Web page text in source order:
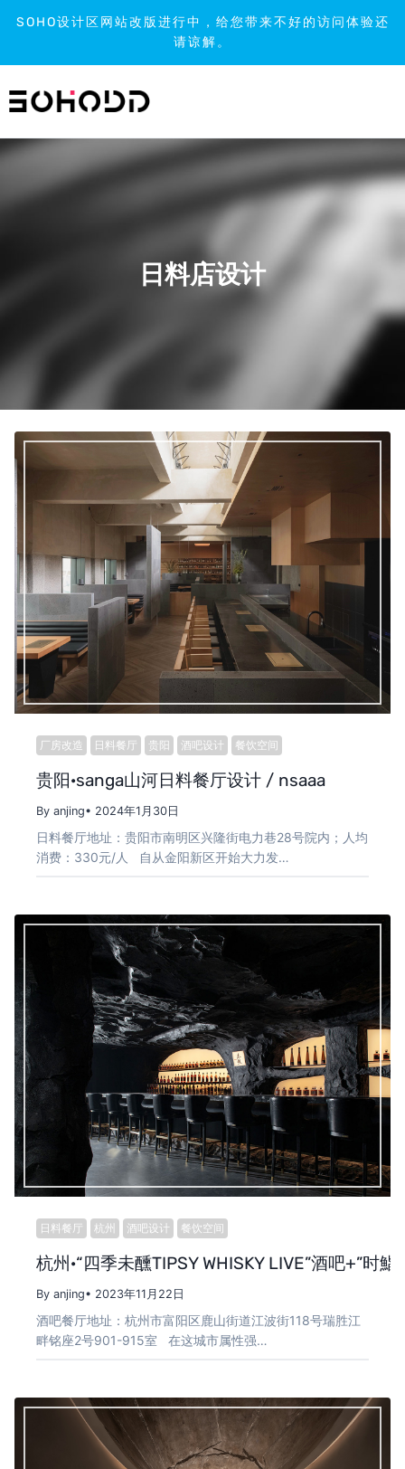
SOHO设计区网站改版进行中，给您带来不好的访问体验还
请谅解。
到
容
日料店设计
厂房改造 日料餐厅 贵阳 酒吧设计 餐饮空间
贵阳·sanga山河日料餐厅设计 / nsaaa
By anjing• 2024年1月30日
日料餐厅地址：贵阳市南明区兴隆街电力巷28号院内；人均
消费：330元/人 自从金阳新区开始大力发…
日料餐厅 杭州 酒吧设计 餐饮空间
杭州·“四季未醺TIPSY WHISKY LIVE”酒吧+”时
By anjing• 2023年11月22日
酒吧餐厅地址：杭州市富阳区鹿山街道江波街118号瑞胜江
畔铭座2号901-915室 在这城市属性强…